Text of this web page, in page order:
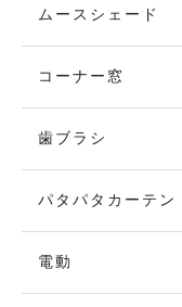
ムースシェード
コーナー窓
歯ブラシ
パタパタカーテン
電動